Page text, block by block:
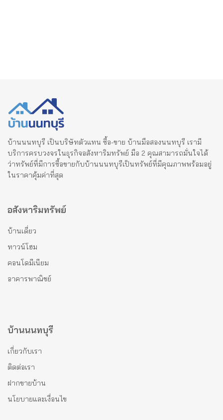
บ้านนนทบุรี เป็นบริษัทตัวแทน ซื้อ-ขาย บ้านมือสองนนทบุรี เรามี
บริการครบวงจรในธุรกิจอสังหาริมทรัพย์ มือ 2 คุณสามารถมั่นใจได้
ว่าทรัพย์ที่มีการซื้อขายกับบ้านนนทบุรีเป็นทรัพย์ที่มีคุณภาพพร้อมอยู่
ในราคาคุ้มค่าที่สุด
อสังหาริมทรัพย์
บ้านเดี่ยว
ทาวน์โฮม
คอนโดมีเนียม
อาคารพาณิชย์
บ้านนนทบุรี
เกี่ยวกับเรา
ติดต่อเรา
ฝากขายบ้าน
นโยบายและเงื่อนไข